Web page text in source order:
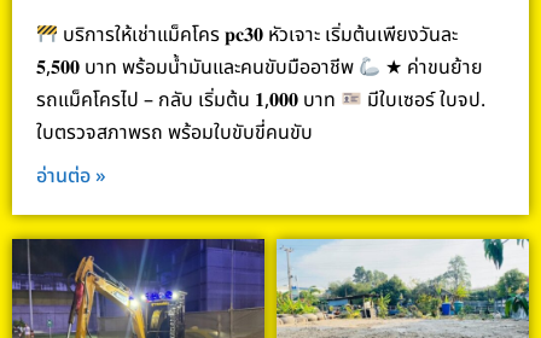
บริการให้เช่าแม็คโคร 𝐩𝐜𝟑𝟎 หัวเจาะ เริ่มต้นเพียงวันละ
𝟓,𝟓𝟎𝟎 บาท พร้อมน้ำมันและคนขับมืออาชีพ
★ ค่าขนย้าย
รถแม็คโครไป – กลับ เริ่มต้น 𝟏,𝟎𝟎𝟎 บาท
มีใบเซอร์ ใบจป.
ใบตรวจสภาพรถ พร้อมใบขับขี่คนขับ
อ่านต่อ »